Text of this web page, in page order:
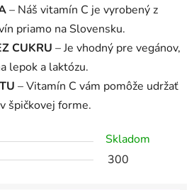
– Náš vitamín C je vyrobený z
priamo na Slovensku.
CUKRU – Je vhodný pre vegánov,
lepok a laktózu.
– Vitamín C vám pomôže udržať
špičkovej forme.
Skladom
300